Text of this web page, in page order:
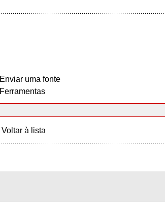
Enviar uma fonte
Ferramentas
Voltar à lista